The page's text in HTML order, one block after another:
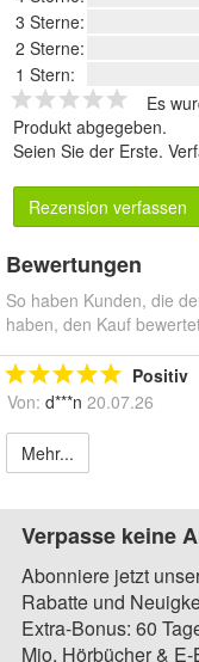
3 Sterne:
2 Sterne:
1 Stern:
Es
Produkt abgegeben.
Seien Sie der Erste.
Rezension verfassen
Bewertungen
So haben Kunden, die
haben, den Kauf
Positiv
Von: d***n 20.07.26
Mehr...
Verpasse keine
Abonniere jetzt
Rabatte und
Extra-Bonus: 60
Mio. Hörbücher &